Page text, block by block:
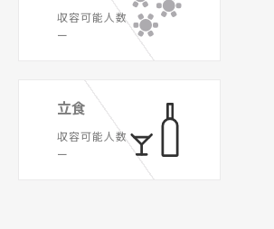
収容可能人数
ー
立食
収容可能人数
ー